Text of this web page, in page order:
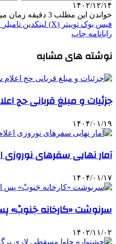
۱۴۰۲/۱۲/۱۴
خواندن این مطلب 3 دقیقه زمان میبرد
فیس بوک توییتر (X) لینکدین ‫تامبلر
رایانامه چاپ
نوشته های مشابه
جزئیات و مبلغ قربانی حج
۱۴۰۴/۰۱/۱۹
آمار نهایی سفرهای نوروزی
۱۴۰۴/۰۱/۱۷
سرنوشت «کارخانه جَنوبْ»
۱۴۰۲/۱۱/۰۲